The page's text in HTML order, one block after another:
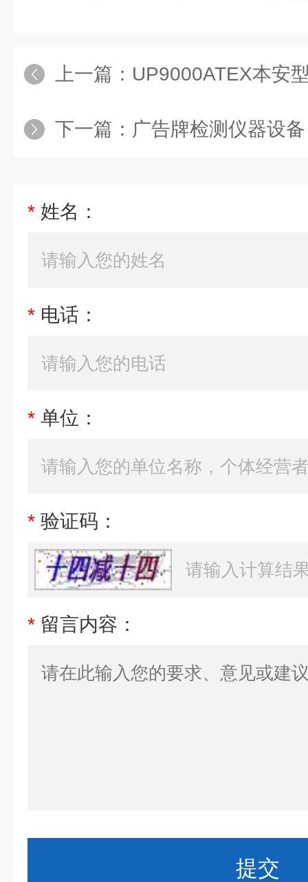
上一篇： UP9000ATEX本安型防爆型
下一篇： 广告牌检测仪器设备
* 姓名：
* 电话：
* 单位：
* 验证码：
* 留言内容：